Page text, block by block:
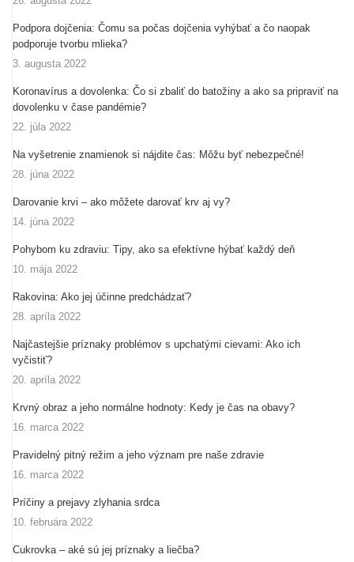
Podpora dojčenia: Čomu sa počas dojčenia vyhýbať a čo naopak
podporuje tvorbu mlieka?
3. augusta 2022
Koronavírus a dovolenka: Čo si zbaliť do batožiny a ako sa pripraviť na
dovolenku v čase pandémie?
22. júla 2022
Na vyšetrenie znamienok si nájdite čas: Môžu byť nebezpečné!
28. júna 2022
Darovanie krvi – ako môžete darovať krv aj vy?
14. júna 2022
Pohybom ku zdraviu: Tipy, ako sa efektívne hýbať každý deň
10. mája 2022
Rakovina: Ako jej účinne predchádzať?
28. apríla 2022
Najčastejšie príznaky problémov s upchatými cievami: Ako ich
vyčistiť?
20. apríla 2022
Krvný obraz a jeho normálne hodnoty: Kedy je čas na obavy?
16. marca 2022
Pravidelný pitný režim a jeho význam pre naše zdravie
16. marca 2022
Príčiny a prejavy zlyhania srdca
10. februára 2022
Cukrovka – aké sú jej príznaky a liečba?